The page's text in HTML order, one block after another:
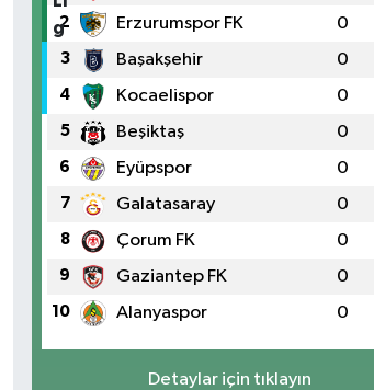
2 Erzurumspor FK 0
3 Başakşehir 0
4 Kocaelispor 0
5 Beşiktaş 0
6 Eyüpspor 0
7 Galatasaray 0
8 Çorum FK 0
9 Gaziantep FK 0
10 Alanyaspor 0
Detaylar için tıklayın